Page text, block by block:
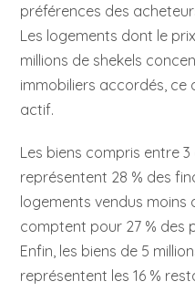
préférences des
Les logements dont le
millions de shekels
immobiliers accordés, ce
actif.
Les biens compris entre
représentent 28 % des
logements vendus moins
comptent pour 27 % des
Enfin, les biens de 5
représentent les 16 %